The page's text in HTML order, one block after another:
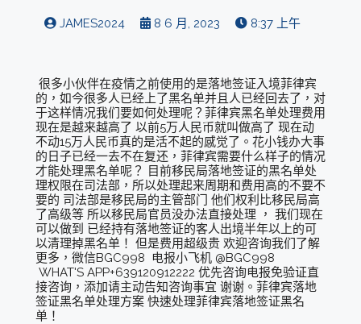
JAMES2024 8 6 月, 2023 8:37 上午
很多小伙伴在疫情之前使用的是落地签证入境菲律宾
的，如今很多人已经上了黑名单并且人已经回去了，对
于这样情况我们要如何处理呢？菲律宾黑名单处理费用
现在是越来越高了 以前5万人民币就叫做高了 现在动
不动15万人民币真的是活不起的感觉了。花小钱办大事
的日子已经一去不在复还，菲律宾需要什么样子的情况
才能处理黑名单呢？ 目前移民局落地签证的黑名单处
理权限在司法部，所以处理起来周期和费用高的不要不
要的 司法部是移民局的主管部门 他们权利比移民局高
了高级等 所以移民局官员没办法直接处理 ， 我们现在
可以做到 已经持有落地签证的客人出境半年以上的可
以清理掉黑名单！ 但是费用超级贵 欢迎咨询我们了解
更多，微信BGC998 电报小飞机 @BGC998
WHAT'S APP+639120912222 优先咨询电报免验证直
接咨询，添加请主动告知咨询事宜 谢谢。菲律宾落地
签证黑名单处理方案 快速处理菲律宾落地签证黑名
单！